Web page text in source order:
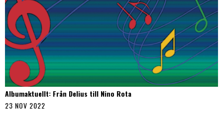
Albumaktuellt: Från Delius till Nino Rota
23 NOV 2022